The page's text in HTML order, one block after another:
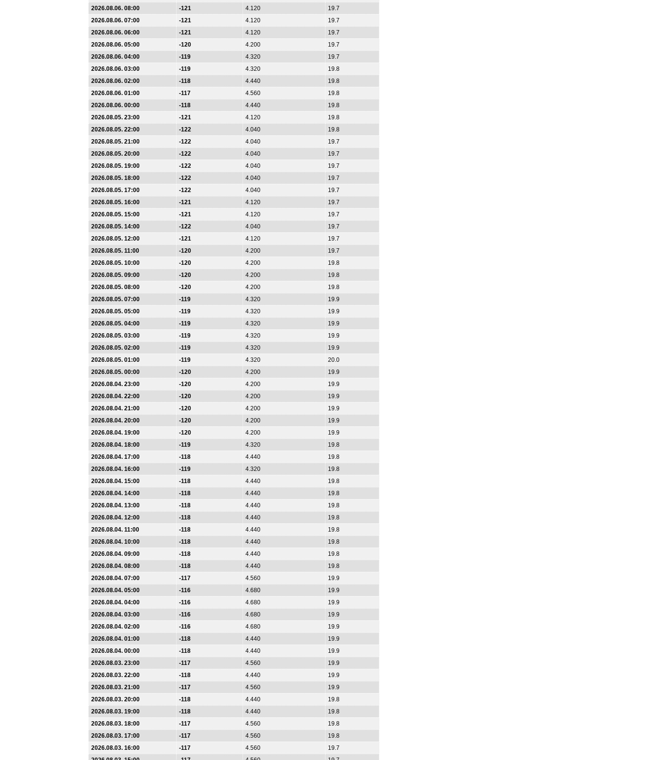
2026.08.06. 08:00
-121 4.120
19.7
2026.08.06. 07:00
-121 4.120
19.7
2026.08.06. 06:00
-121 4.120
19.7
2026.08.06. 05:00
-120 4.200
19.7
2026.08.06. 04:00
-119 4.320
19.7
2026.08.06. 03:00
-119 4.320
19.8
2026.08.06. 02:00
-118 4.440
19.8
2026.08.06. 01:00
-117 4.560
19.8
2026.08.06. 00:00
-118 4.440
19.8
2026.08.05. 23:00
-121 4.120
19.8
2026.08.05. 22:00
-122 4.040
19.8
2026.08.05. 21:00
-122 4.040
19.7
2026.08.05. 20:00
-122 4.040
19.7
2026.08.05. 19:00
-122 4.040
19.7
2026.08.05. 18:00
-122 4.040
19.7
2026.08.05. 17:00
-122 4.040
19.7
2026.08.05. 16:00
-121 4.120
19.7
2026.08.05. 15:00
-121 4.120
19.7
2026.08.05. 14:00
-122 4.040
19.7
2026.08.05. 12:00
-121 4.120
19.7
2026.08.05. 11:00
-120 4.200
19.7
2026.08.05. 10:00
-120 4.200
19.8
2026.08.05. 09:00
-120 4.200
19.8
2026.08.05. 08:00
-120 4.200
19.8
2026.08.05. 07:00
-119 4.320
19.9
2026.08.05. 05:00
-119 4.320
19.9
2026.08.05. 04:00
-119 4.320
19.9
2026.08.05. 03:00
-119 4.320
19.9
2026.08.05. 02:00
-119 4.320
19.9
2026.08.05. 01:00
-119 4.320
20.0
2026.08.05. 00:00
-120 4.200
19.9
2026.08.04. 23:00
-120 4.200
19.9
2026.08.04. 22:00
-120 4.200
19.9
2026.08.04. 21:00
-120 4.200
19.9
2026.08.04. 20:00
-120 4.200
19.9
2026.08.04. 19:00
-120 4.200
19.9
2026.08.04. 18:00
-119 4.320
19.8
2026.08.04. 17:00
-118 4.440
19.8
2026.08.04. 16:00
-119 4.320
19.8
2026.08.04. 15:00
-118 4.440
19.8
2026.08.04. 14:00
-118 4.440
19.8
2026.08.04. 13:00
-118 4.440
19.8
2026.08.04. 12:00
-118 4.440
19.8
2026.08.04. 11:00
-118 4.440
19.8
2026.08.04. 10:00
-118 4.440
19.8
2026.08.04. 09:00
-118 4.440
19.8
2026.08.04. 08:00
-118 4.440
19.8
2026.08.04. 07:00
-117 4.560
19.9
2026.08.04. 05:00
-116 4.680
19.9
2026.08.04. 04:00
-116 4.680
19.9
2026.08.04. 03:00
-116 4.680
19.9
2026.08.04. 02:00
-116 4.680
19.9
2026.08.04. 01:00
-118 4.440
19.9
2026.08.04. 00:00
-118 4.440
19.9
2026.08.03. 23:00
-117 4.560
19.9
2026.08.03. 22:00
-118 4.440
19.9
2026.08.03. 21:00
-117 4.560
19.9
2026.08.03. 20:00
-118 4.440
19.8
2026.08.03. 19:00
-118 4.440
19.8
2026.08.03. 18:00
-117 4.560
19.8
2026.08.03. 17:00
-117 4.560
19.8
2026.08.03. 16:00
-117 4.560
19.7